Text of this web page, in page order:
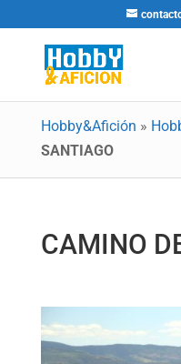
Hobby&Afición »
SANTIAGO
CAMINO